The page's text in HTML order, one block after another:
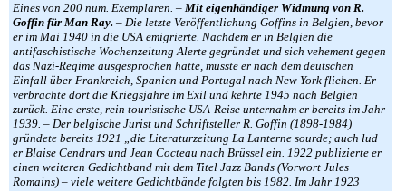
Eines von 200 num. Exemplaren. – Mit eigenhändiger Widmung von R.
Goffin für Man Ray. – Die letzte Veröffentlichung Goffins in Belgien, bevor
er im Mai 1940 in die USA emigrierte. Nachdem er in Belgien die
antifaschistische Wochenzeitung Alerte gegründet und sich vehement gegen
das Nazi-Regime ausgesprochen hatte, musste er nach dem deutschen
Einfall über Frankreich, Spanien und Portugal nach New York fliehen. Er
verbrachte dort die Kriegsjahre im Exil und kehrte 1945 nach Belgien
zurück. Eine erste, rein touristische USA-Reise unternahm er bereits im Jahr
1939. – Der belgische Jurist und Schriftsteller R. Goffin (1898-1984)
gründete bereits 1921 „die Literaturzeitung La Lanterne sourde; auch lud
er Blaise Cendrars und Jean Cocteau nach Brüssel ein. 1922 publizierte er
einen weiteren Gedichtband mit dem Titel Jazz Bands (Vorwort Jules
Romains) – viele weitere Gedichtbände folgten bis 1982. Im Jahr 1923